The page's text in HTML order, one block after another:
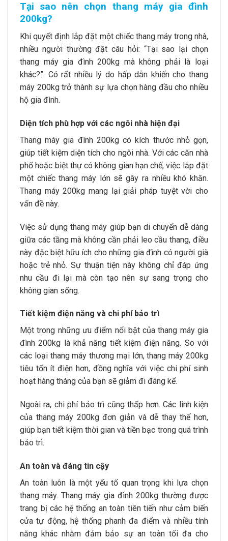
Tại sao nên chọn thang máy gia đình
200kg?
Khi quyết định lắp đặt một chiếc thang máy trong nhà,
nhiều người thường đặt câu hỏi: “Tại sao lại chọn
thang máy gia đình 200kg mà không phải là loại
khác?”. Có rất nhiều lý do hấp dẫn khiến cho thang
máy 200kg trở thành sự lựa chọn hàng đầu cho nhiều
hộ gia đình.
Diện tích phù hợp với các ngôi nhà hiện đại
Thang máy gia đình 200kg có kích thước nhỏ gọn,
giúp tiết kiệm diện tích cho ngôi nhà. Với các căn nhà
phố hoặc biệt thự có không gian hạn chế, việc lắp đặt
một chiếc thang máy lớn sẽ gây ra nhiều khó khăn.
Thang máy 200kg mang lại giải pháp tuyệt vời cho
vấn đề này.
Việc sử dụng thang máy giúp bạn di chuyển dễ dàng
giữa các tầng mà không cần phải leo cầu thang, điều
này đặc biệt hữu ích cho những gia đình có người già
hoặc trẻ nhỏ. Sự thuận tiện này không chỉ đáp ứng
nhu cầu đi lại mà còn tạo nên sự sang trọng cho
không gian sống.
Tiết kiệm điện năng và chi phí bảo trì
Một trong những ưu điểm nổi bật của thang máy gia
đình 200kg là khả năng tiết kiệm điện năng. So với
các loại thang máy thương mại lớn, thang máy 200kg
tiêu tốn ít điện hơn, đồng nghĩa với việc chi phí sinh
hoạt hàng tháng của bạn sẽ giảm đi đáng kể.
Ngoài ra, chi phí bảo trì cũng thấp hơn. Các linh kiện
của thang máy 200kg đơn giản và dễ thay thế hơn,
giúp bạn tiết kiệm thời gian và tiền bạc trong quá trình
bảo trì.
An toàn và đáng tin cậy
An toàn luôn là một yếu tố quan trọng khi lựa chọn
thang máy. Thang máy gia đình 200kg thường được
trang bị các hệ thống an toàn tiên tiến như cảm biến
cửa tự động, hệ thống phanh đa điểm và nhiều tính
năng khác nhằm đảm bảo sự an toàn tối đa cho